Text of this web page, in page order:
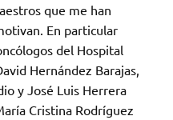
que me han
En particular
del Hospital
Hernández Barajas,
y José Luis Herrera
Cristina Rodríguez